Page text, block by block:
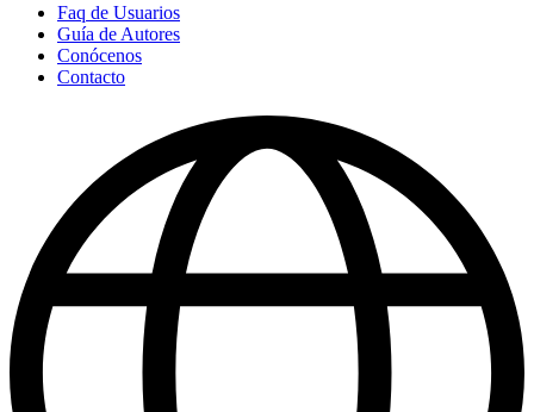
Faq de Usuarios
Guía de Autores
Conócenos
Contacto